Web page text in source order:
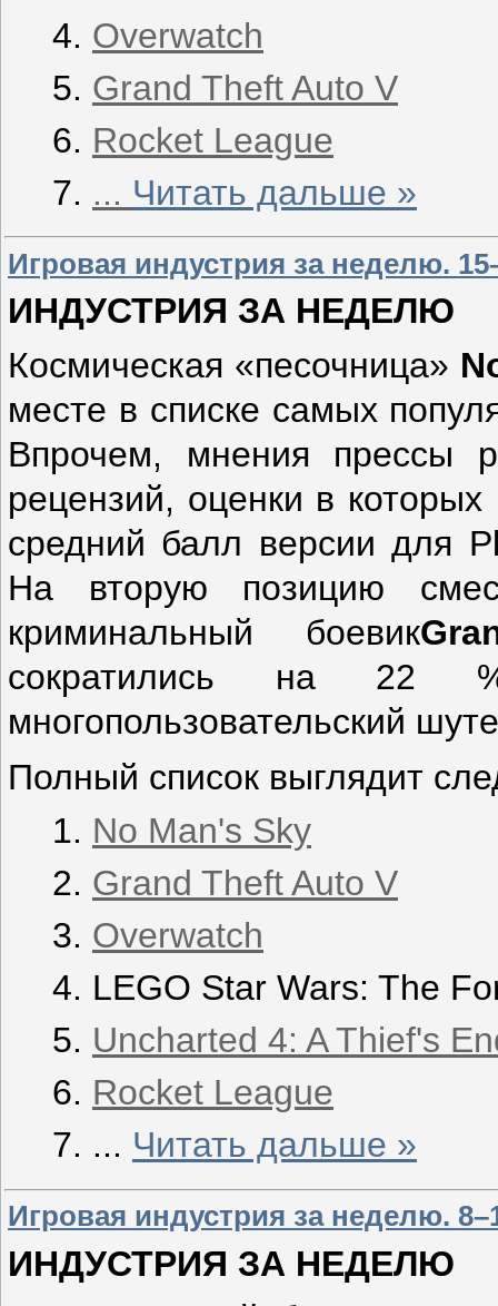
Overwatch
Grand Theft Auto V
Rocket League
... Читать дальше »
Игровая индустрия за неделю.
ИНДУСТРИЯ ЗА НЕДЕЛЮ
Космическая «песочница»
месте в списке самых
Впрочем, мнения прессы
рецензий, оценки в
средний балл версии для
На вторую позицию
криминальный боевик
сократились на 22
многопользовательский
Полный список выглядит
No Man's Sky
Grand Theft Auto V
Overwatch
LEGO Star Wars: The
Uncharted 4: A Thief's
Rocket League
... Читать дальше »
Игровая индустрия за неделю.
ИНДУСТРИЯ ЗА НЕДЕЛЮ